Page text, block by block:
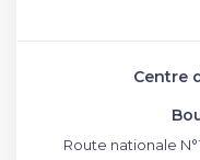
Centre
Route nationale